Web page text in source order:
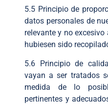
5.5 Principio de
datos personales de
relevante y no
hubiesen sido
5.6 Principio de
vayan a ser tratados
medida de lo
pertinentes y